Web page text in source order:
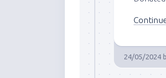
24/05/2024